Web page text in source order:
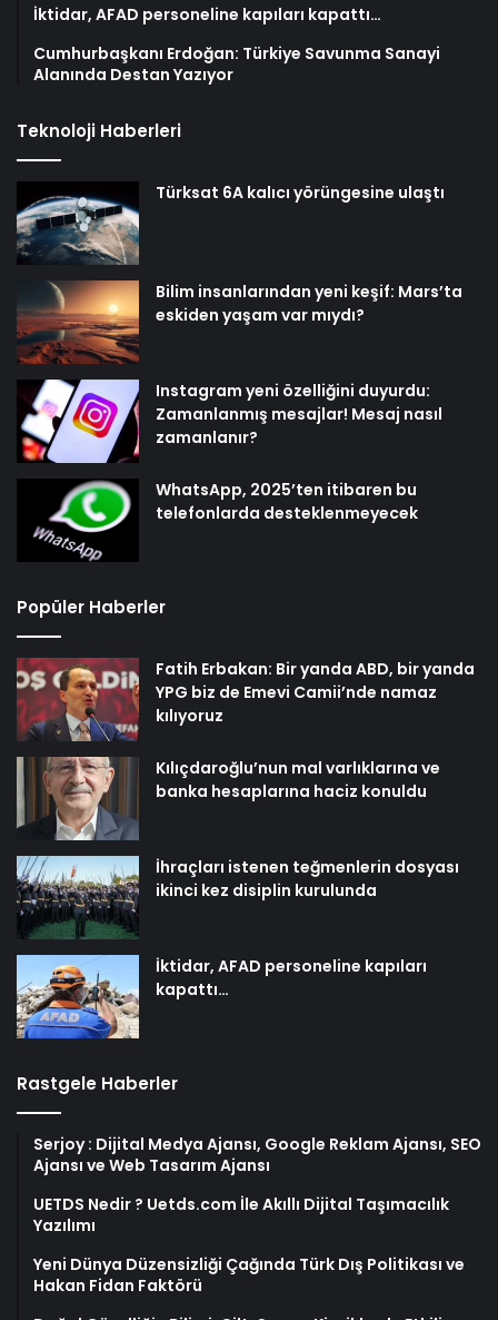
İktidar, AFAD personeline kapıları kapattı…
Cumhurbaşkanı Erdoğan: Türkiye Savunma Sanayi
Alanında Destan Yazıyor
Teknoloji Haberleri
Türksat 6A kalıcı yörüngesine ulaştı
Bilim insanlarından yeni keşif: Mars’ta
eskiden yaşam var mıydı?
Instagram yeni özelliğini duyurdu:
Zamanlanmış mesajlar! Mesaj nasıl
zamanlanır?
WhatsApp, 2025’ten itibaren bu
telefonlarda desteklenmeyecek
Popüler Haberler
Fatih Erbakan: Bir yanda ABD, bir yanda
YPG biz de Emevi Camii’nde namaz
kılıyoruz
Kılıçdaroğlu’nun mal varlıklarına ve
banka hesaplarına haciz konuldu
İhraçları istenen teğmenlerin dosyası
ikinci kez disiplin kurulunda
İktidar, AFAD personeline kapıları
kapattı…
Rastgele Haberler
Serjoy : Dijital Medya Ajansı, Google Reklam Ajansı, SEO
Ajansı ve Web Tasarım Ajansı
UETDS Nedir ? Uetds.com İle Akıllı Dijital Taşımacılık
Yazılımı
Yeni Dünya Düzensizliği Çağında Türk Dış Politikası ve
Hakan Fidan Faktörü